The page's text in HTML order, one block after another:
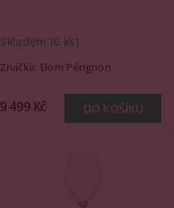
Skladem (6 ks)
Značka: Dom Pérignon
9 499 Kč